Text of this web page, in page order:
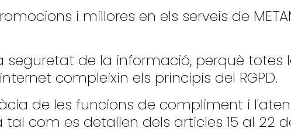
i millores en els serveis de
seguretat de la informació, perquè totes
compleixin els principis del RGPD.
de les funcions de compliment i
com es detallen dels articles 15 al 22